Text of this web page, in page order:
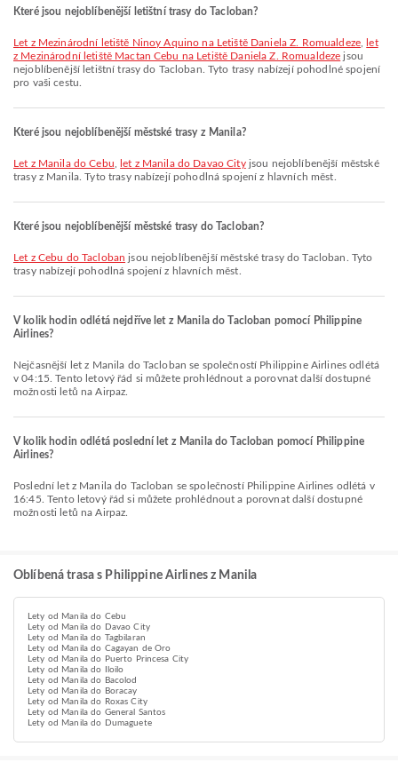
Které jsou nejoblíbenější letištní trasy do Tacloban?
let z Mezinárodní letiště Ninoy Aquino na Letiště Daniela Z. Romualdeze,
let
z Mezinárodní letiště Mactan Cebu na Letiště Daniela Z. Romualdeze jsou
nejoblíbenější letištní trasy do Tacloban. Tyto trasy nabízejí pohodlné spojení
pro vaši cestu.
Které jsou nejoblíbenější městské trasy z Manila?
let z Manila do Cebu let z Manila do Davao Cityjsou nejoblíbenější městské
trasy z Manila. Tyto trasy nabízejí pohodlná spojení z hlavních měst.
Které jsou nejoblíbenější městské trasy do Tacloban?
let z Cebu do Tacloban jsou nejoblíbenější městské trasy do Tacloban. Tyto
trasy nabízejí pohodlná spojení z hlavních měst.
V kolik hodin odlétá nejdříve let z Manila do Tacloban pomocí Philippine
Airlines?
Nejčasnější let z Manila do Tacloban se společností Philippine Airlines odlétá
v 04:15. Tento letový řád si můžete prohlédnout a porovnat další dostupné
možnosti letů na Airpaz.
V kolik hodin odlétá poslední let z Manila do Tacloban pomocí Philippine
Airlines?
Poslední let z Manila do Tacloban se společností Philippine Airlines odlétá v
16:45. Tento letový řád si můžete prohlédnout a porovnat další dostupné
možnosti letů na Airpaz.
Oblíbená trasa s Philippine Airlines z Manila
Lety od Manila do Cebu
Lety od Manila do Davao City
Lety od Manila do Tagbilaran
Lety od Manila do Cagayan de Oro
Lety od Manila do Puerto Princesa City
Lety od Manila do Iloilo
Lety od Manila do Bacolod
Lety od Manila do Boracay
Lety od Manila do Roxas City
Lety od Manila do General Santos
Lety od Manila do Dumaguete